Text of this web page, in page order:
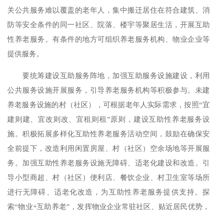
关公共服务难以覆盖的老年人，集中搬迁居住在符合建筑、消
防等安全条件的同一社区、院落、楼宇等聚居生活，开展互助
性养老服务。有条件的地方可组织养老服务机构、物业企业等
提供服务。
要统筹建设互助服务阵地，加强互助服务设施建设，利用
公共服务设施开展服务，引导养老服务机构等积极参与。未建
养老服务设施的村（社区），可根据老年人实际需求，按照“宜
建则建、宜改则改、宜租则租”原则，建设互助性养老服务设
施。积极拓展多样化互助性养老服务活动空间，鼓励在确保安
全前提下，改造利用闲置房屋、村（社区）空余场地等开展服
务。加强互助性养老服务设施无障碍、适老化建设和改造。引
导小型商超、村（社区）便利店、餐饮企业、村卫生室等场所
进行无障碍、适老化改造，为互助性养老服务提供支持。探
索“物业+互助养老”，发挥物业企业常驻社区、贴近居民优势，